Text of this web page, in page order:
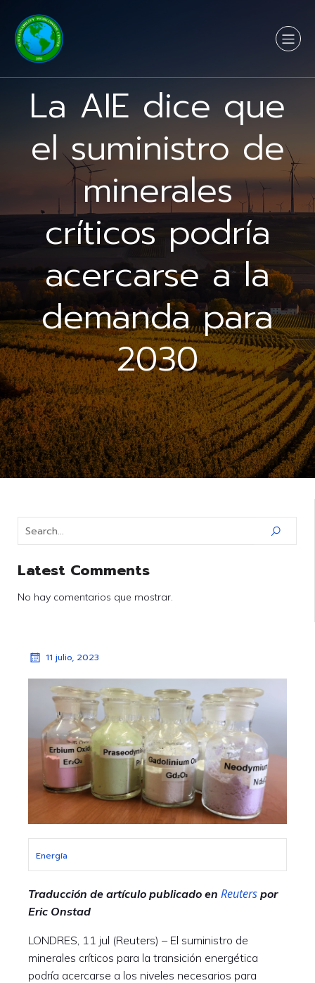
La AIE dice que
el suministro de
minerales
críticos podría
acercarse a la
demanda para
2030
Latest Comments
No hay comentarios que mostrar.
11 julio, 2023
Energía
Traducción de artículo publicado en Reuters por
Eric Onstad
LONDRES, 11 jul (Reuters) – El suministro de
minerales críticos para la transición energética
podría acercarse a los niveles necesarios para